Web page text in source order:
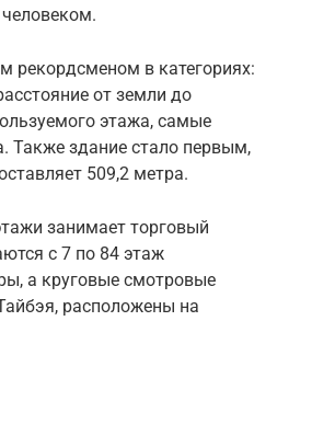
рекордсменом в категориях:
от земли до
этажа, самые
Также здание стало первым,
509,2 метра.
занимает торговый
с 7 по 84 этаж
а круговые смотровые
расположены на